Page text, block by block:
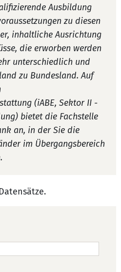
Ausbildung
zu diesen
inhaltliche Ausrichtung
die erworben werden
unterschiedlich und
zu Bundesland. Auf
(iABE, Sektor II -
bietet die Fachstelle
an, in der Sie die
im Übergangsbereich